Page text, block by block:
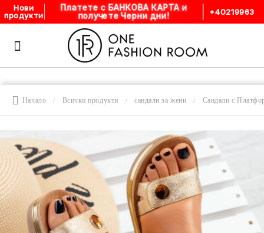
Нови
продукти
Платете с БАНКОВА КАРТА и
получете Черни дни!
+40219963
Начало Всички продукти сандали за жени Сандали с